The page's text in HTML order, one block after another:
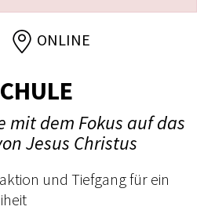
ONLINE
mit dem Fokus auf das
Jesus Christus
und Tiefgang für ein